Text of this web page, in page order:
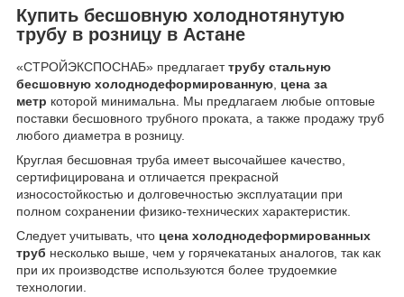
Купить бесшовную холоднотянутую
трубу в розницу в Астане
«СТРОЙЭКСПОСНАБ» предлагаеттрубу стальную
бесшовную холоднодеформированную цена за
метр которой минимальна. Мы предлагаем любые оптовые
поставки бесшовного трубного проката, а также продажу труб
любого диаметра в розницу.
Круглая бесшовная труба имеет высочайшее качество,
сертифицирована и отличается прекрасной
износостойкостью и долговечностью эксплуатации при
полном сохранении физико-технических характеристик.
Следует учитывать, что цена холоднодеформированных
труб несколько выше, чем у горячекатаных аналогов, так как
при их производстве используются более трудоемкие
технологии.